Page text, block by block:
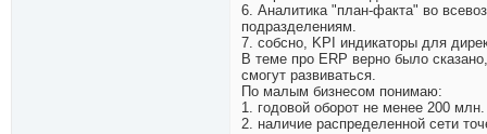
6. Аналитика "план-факта" во
подразделениям.
7. собсно, KPI индикаторы для
В теме про ERP верно было
смогут развиваться.
По малым бизнесом понимаю:
1. годовой оборот не менее 200 млн.
2. наличие распределенной сети